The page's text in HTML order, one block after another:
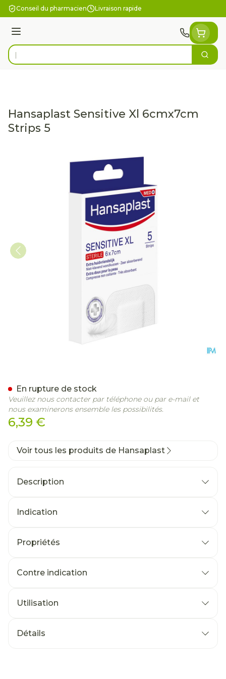
Aller au contenu
Conseil du pharmacien Livraison rapide
Menu
Rechercher
Hansaplast Sensitive Xl 6cmx7cm
Strips 5
6,39 €
En rupture de stock
Veuillez nous contacter par téléphone ou par e-mail et
nous examinerons ensemble les possibilités.
Voir tous les produits de Hansaplast
Description
Indication
Propriétés
Contre indication
Utilisation
Détails